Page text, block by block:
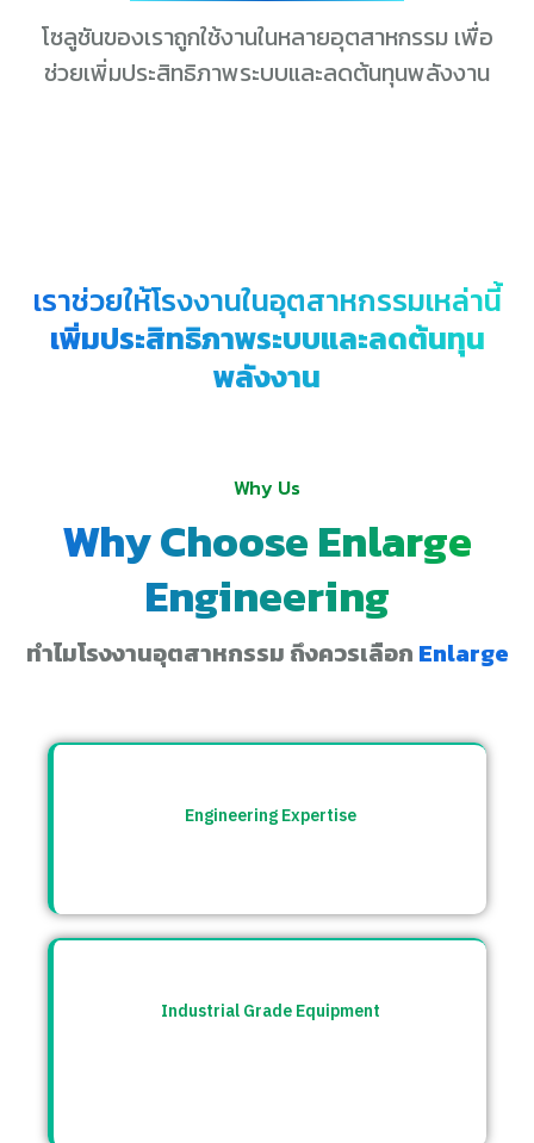
โซลูชันของเราถูกใช้งานในหลายอุตสาหกรรม เพื่อ
ช่วยเพิ่มประสิทธิภาพระบบและลดต้นทุนพลังงาน
เราช่วยให้โรงงานในอุตสาหกรรมเหล่านี้
เพิ่มประสิทธิภาพระบบและลดต้นทุน
พลังงาน
Why Us
Why Choose Enlarge
Engineering
ทำไมโรงงานอุตสาหกรรม ถึงควรเลือก Enlarge
Engineering Expertise
Industrial Grade Equipment